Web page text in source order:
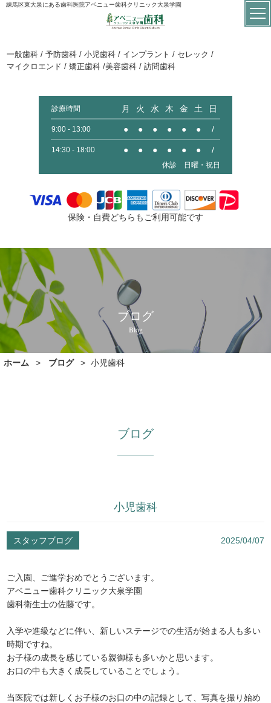
練馬区東大泉にある歯科医院アベニュー歯科クリニック大泉学園
一般歯科 / 予防歯科 / 小児歯科 / インプラント / セレック /
マイクロエンド / 矯正歯科 /美容歯科 / 訪問歯科
診療時間 月 火 水 木 金 土 日
9:00 - 13:00 ● ● ● ● ● ● /
14:30 - 18:00 ● ● ● ● ● ● /
休診 日曜・祝日
保険・自費どちらもご利用可能です
ブログ
Blog
ホーム ブログ 小児歯科
ブログ
小児歯科
スタッフブログ 2025/04/07
ご入園、ご進学おめでとうございます。
アベニュー歯科クリニック大泉学園
歯科衛生士の佐藤です。
入学や進級などに伴い、新しいステージでの生活が始まる人も多い
時期ですね。
お子様の成長を感じている親御様も多いかと思います。
お口の中も大きく成長していることでしょう。
当医院では新しくお子様のお口の中の記録として、写真を撮り始め